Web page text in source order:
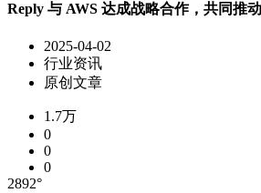
Reply 与 AWS 达成战略合作，共同推
2025-04-02
行业资讯
原创文章
1.7万
0
0
0
2892°